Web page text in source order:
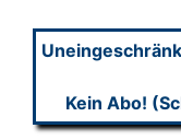
Kein Abo!